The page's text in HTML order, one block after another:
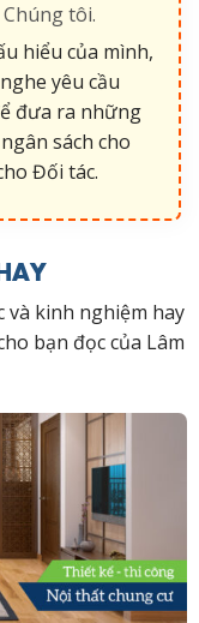
tôi.
hiểu của mình,
yêu cầu
đưa ra những
sách cho
Đối tác.
và kinh nghiệm hay
bạn đọc của Lâm